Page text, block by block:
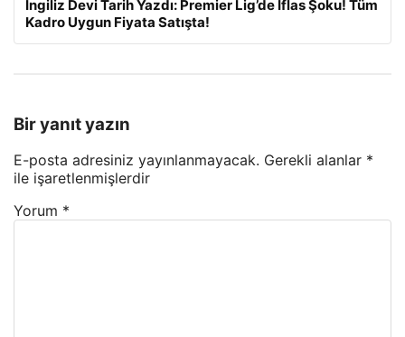
İngiliz Devi Tarih Yazdı: Premier Lig’de İflas Şoku! Tüm
Kadro Uygun Fiyata Satışta!
Bir yanıt yazın
E-posta adresiniz yayınlanmayacak. Gerekli alanlar *
ile işaretlenmişlerdir
Yorum *